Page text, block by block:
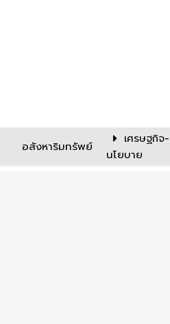
อสังหาริมทรัพย์
เศรษฐกิจ-
นโยบาย